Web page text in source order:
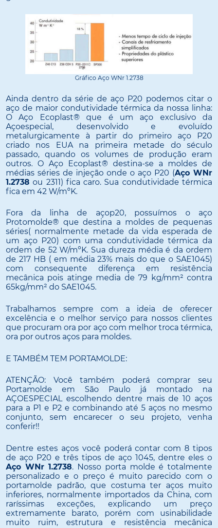
Gráfico Aço WNr 1.2738
Ainda dentro da série de aço P20 podemos citar o
aço de maior condutividade térmica da nossa linha:
O Aço Ecoplast® que é um aço exclusivo da
Açoespecial, desenvolvido e evoluído
metalurgicamente à partir do primeiro aço P20
criado nos EUA na primeira metade do século
passado, quando os volumes de produção eram
outros. O Aço Ecoplast® destina-se a moldes de
médias séries de injeção onde o aço P20 (Aço WNr
1.2738 ou 2311) fica caro. Sua condutividade térmica
fica em 42 W/mºK.
Fora da linha de açop20, possuímos o aço
Protomolde® que destina a moldes de pequenas
séries( normalmente metade da vida esperada de
um aço P20) com uma condutividade térmica da
ordem de 52 W/mºK. Sua dureza média é da ordem
de 217 HB ( em média 23% mais do que o SAE1045)
com consequente diferença em resistência
mecânica pois atinge media de 79 kg/mm² contra
65kg/mm² do SAE1045.
Trabalhamos sempre com a ideia de oferecer
excelência e o melhor serviço para nossos clientes
que procuram ora por aço com melhor troca térmica,
ora por outros aços para moldes.
E TAMBÉM TEM PORTAMOLDE:
ATENÇÃO: Você também poderá comprar seu
Portamolde em São Paulo já montado na
AÇOESPECIAL escolhendo dentre mais de 10 aços
para a P1 e P2 e combinando até 5 aços no mesmo
conjunto, sem encarecer o seu projeto, venha
conferir!!
Dentre estes aços você poderá contar com 8 tipos
de aço P20 e três tipos de aço 1045, dentre eles o
Aço WNr 1.2738. Nosso porta molde é totalmente
personalizado e o preço é muito parecido com o
portamolde padrão, que costuma ter aços muito
inferiores, normalmente importados da China, com
raríssimas exceções, explicando um preço
extremamente barato, porém com usinabilidade
muito ruim, estrutura e resistência mecânica